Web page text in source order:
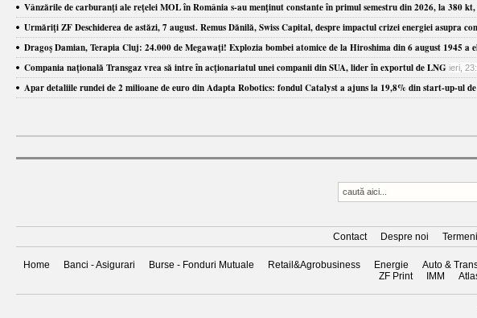
Vânzările de carburanţi ale reţelei MOL în România s-au menţinut constante în primul semestru din 2026, la 380
Urmăriţi ZF Deschiderea de astăzi, 7 august. Remus Dănilă, Swiss Capital, despre impactul crizei energiei asupra
Dragoş Damian, Terapia Cluj: 24.000 de Megawaţi! Explozia bombei atomice de la Hiroshima din 6 august 1945
Compania naţională Transgaz vrea să intre în acţionariatul unei companii din SUA, lider în exportul de LNG ieri,
Apar detaliile rundei de 2 milioane de euro din Adapta Robotics: fondul Catalyst a ajuns la 19,8% din start-up-ul
Contact Despre noi
Home Banci - Asigurari Burse - Fonduri Mutuale Retail&Agrobusiness Energie Auto &
ZF Print
IMM